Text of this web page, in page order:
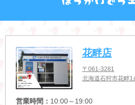
花畔店
〒061-3281
北海道石狩市花畔
営業時間： 10:00～19:00